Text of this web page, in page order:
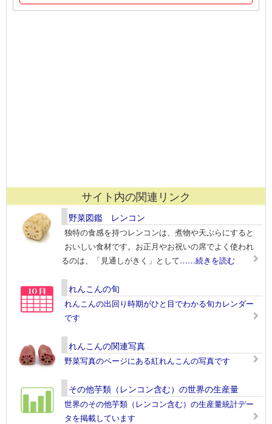
サイト内の関連リンク
野菜図鑑 レンコン
独特の食感を持つレンコンは、煮物や天ぷらにすると
おいしい食材です。お正月やお祝いの席でよく使われ
るのは、「見通しがきく」として……続きを読む
れんこんの旬
れんこんの出回り時期がひと目でわかる旬カレンダー
です
れんこんの関連写真
野菜写真のページにある紅れんこんの写真です
その他芋類（レンコン含む）の世界の生産量
世界のその他芋類（レンコン含む）の生産量統計デー
タを掲載しています